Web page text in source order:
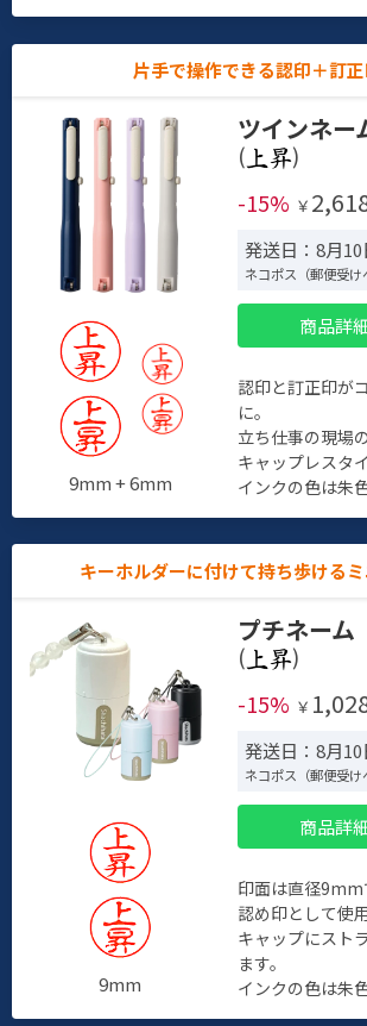
片手で操作できる認印＋訂正
9mm + 6mm
ツインネー
(
)
-15% ￥
発送日：8月
ネコポス（郵便受け
商品詳
認印と訂正印が
に。
立ち仕事の現場
キャップレスタイ
インクの色は朱色
キーホルダーに付けて持ち歩けるミ
9mm
プチネーム
(
)
-15% ￥
発送日：8月
ネコポス（郵便受け
商品詳
印面は直径9mm
認め印として使
キャップにスト
ます。
インクの色は朱色